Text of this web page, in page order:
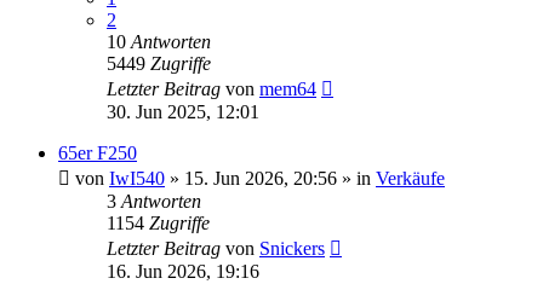
2
10Antworten
5449 Zugriffe
Letzter Beitrag von mem64
30. Jun 2025, 12:01
65er F250
von IwI540 » 15. Jun 2026, 20:56 » in Verkäufe
3Antworten
1154 Zugriffe
Letzter Beitrag von Snickers
16. Jun 2026, 19:16